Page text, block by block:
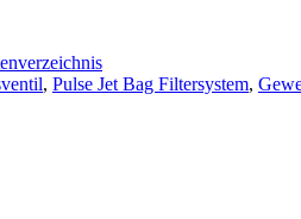
, Pulse Jet Bag Filtersystem,